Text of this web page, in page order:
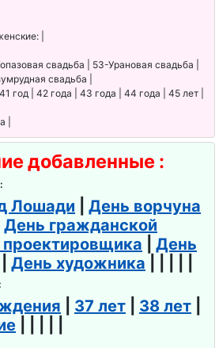
|
свадьба | 53-Урановая свадьба |
свадьба |
год | 42 года | 43 года | 44 года | 45 лет |
|
добавленные :
Лошади
День ворчуна
День гражданской
День
День художника
37 лет 38 лет